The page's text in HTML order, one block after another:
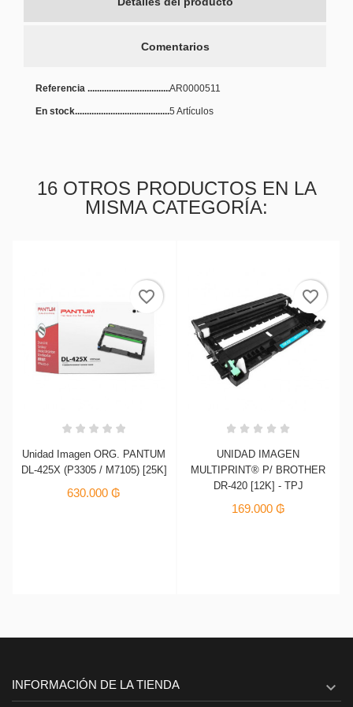
Comentarios
Referencia AR0000511
En stock 5 Artículos
16 OTROS PRODUCTOS EN LA
MISMA CATEGORÍA:
Unidad Imagen ORG. PANTUM
DL-425X (P3305 / M7105) [25K]
630.000 ₲
favorite_border
UNIDAD IMAGEN
MULTIPRINT® P/ BROTHER
DR-420 [12K] - TPJ
169.000 ₲
favorite_border
INFORMACIÓN DE LA TIENDA 